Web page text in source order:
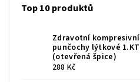
Top 10 produktů
Zdravotní kompresivní
punčochy lýtkové 1.KT
(otevřená špice)
288 Kč